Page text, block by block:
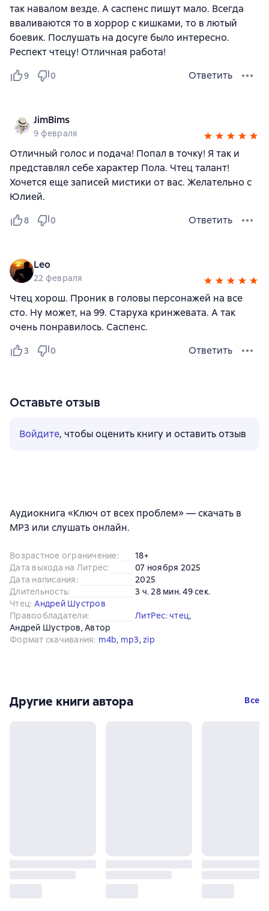
так навалом везде. А саспенс пишут мало. Всегда
вваливаются то в хоррор с кишками, то в лютый
боевик. Послушать на досуге было интересно.
Респект чтецу! Отличная работа!
9 0 Ответить
JimBims
9 февраля
Отличный голос и подача! Попал в точку! Я так и
представлял себе характер Пола. Чтец талант!
Хочется еще записей мистики от вас. Желательно с
Юлией.
8 0 Ответить
Leo
22 февраля
Чтец хорош. Проник в головы персонажей на все
сто. Ну может, на 99. Старуха кринжевата. А так
очень понравилось. Саспенс.
3 0 Ответить
Оставьте отзыв
Войдите, чтобы оценить книгу и оставить отзыв
Аудиокнига «Ключ от всех проблем» — скачать в
MP3 или слушать онлайн.
Возрастное ограничение:
18+
Дата выхода на Литрес:
07 ноября 2025
Дата написания:
2025
Длительность:
3 ч. 28 мин. 49 сек.
Чтец: Андрей Шустров
Правообладатели: ЛитРес: чтец,
Андрей Шустров, Автор
Формат скачивания: m4b, mp3, zip
Другие книги автора Все